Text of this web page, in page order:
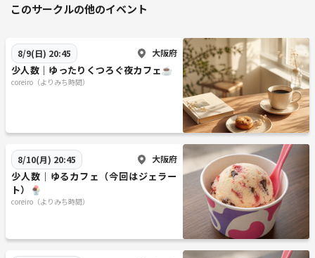
このサークルの他のイベント
8/9(日) 20:45 大阪府
少人数｜ゆったりくつろぐ夜カフェ☕️
coreiro（よりみち時間）
8/10(月) 20:45 大阪府
少人数｜ゆるカフェ（今回はジェラー
ト）🍨
coreiro（よりみち時間）